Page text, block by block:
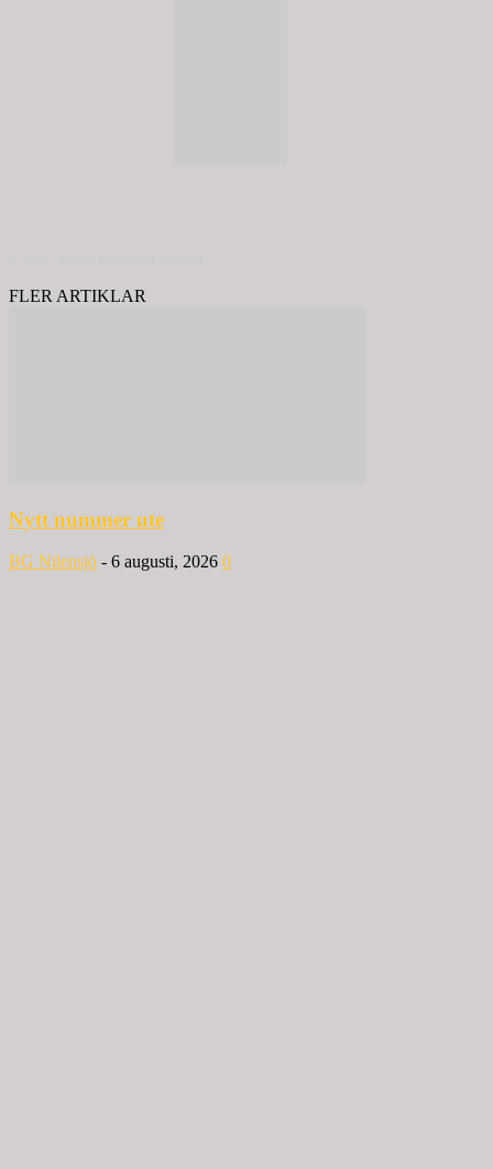
FLER ARTIKLAR
Nytt nummer ute
BG Nilensjö - 6 augusti, 2026 0